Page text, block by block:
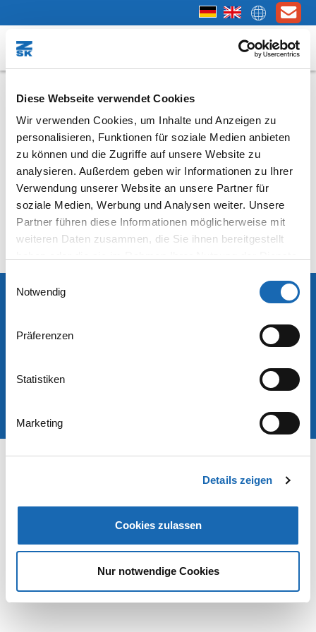
Diese Webseite verwendet Cookies
Wir verwenden Cookies, um Inhalte und Anzeigen zu
personalisieren, Funktionen für soziale Medien anbieten
zu können und die Zugriffe auf unsere Website zu
analysieren. Außerdem geben wir Informationen zu Ihrer
Verwendung unserer Website an unsere Partner für
soziale Medien, Werbung und Analysen weiter. Unsere
Partner führen diese Informationen möglicherweise mit
weiteren Daten zusammen, die Sie ihnen bereitgestellt
Notwendig
Präferenzen
Statistiken
Marketing
Details zeigen
Cookies zulassen
Nur notwendige Cookies
Geschafft - vielen Dank für Ihr Interesse!
Sie erhalten in wenigen Minuten eine E-Mail mit
weiteren Informationen.
Hinweis: Bitte schauen Sie auch in den Spam Ordner ihres E-
Mail Programms, wenn Sie nach kurzer Zeit keine Nachricht von
uns erhalten haben sollten!
>> Ihre zum versenden des Formulars erteilte Einwilligungen zu
Copyright © 2025 ZSK Stickmaschinen GmbH